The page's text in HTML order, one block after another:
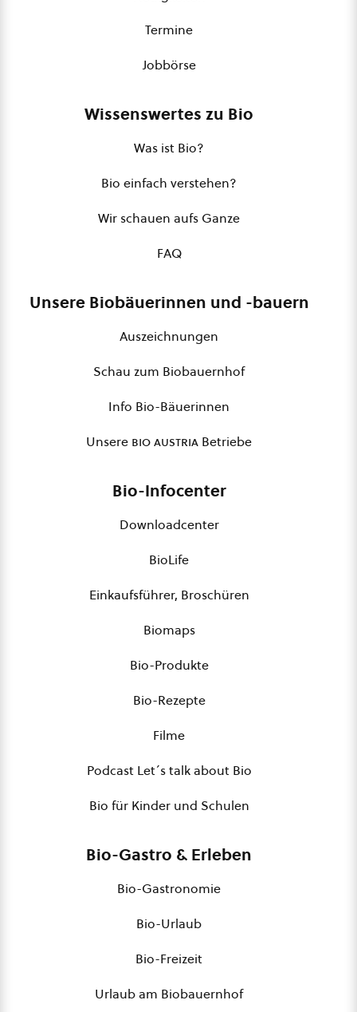
Termine
Jobbörse
Wissenswertes zu Bio
Was ist Bio?
Bio einfach verstehen?
Wir schauen aufs Ganze
FAQ
Unsere Biobäuerinnen und -bauern
Auszeichnungen
Schau zum Biobauernhof
Info Bio-Bäuerinnen
Unsere bio austria Betriebe
Bio-Infocenter
Downloadcenter
BioLife
Einkaufsführer, Broschüren
Biomaps
Bio-Produkte
Bio-Rezepte
Filme
Podcast Let´s talk about Bio
Bio für Kinder und Schulen
Bio-Gastro & Erleben
Bio-Gastronomie
Bio-Urlaub
Bio-Freizeit
Urlaub am Biobauernhof